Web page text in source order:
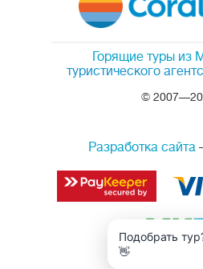
Горящие туры из
туристического
©
Разработка сайта
Подобрать
👋